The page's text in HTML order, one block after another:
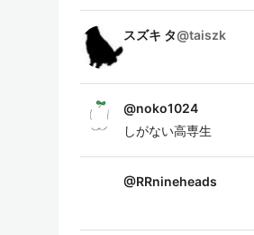
スズキ タ@taiszk
@noko1024
しがない高専生
@RRnineheads